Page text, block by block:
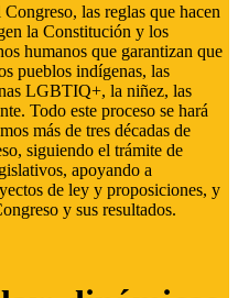
las reglas que hacen
la Constitución y los
humanos que garantizan que
pueblos indígenas, las
LGBTIQ+, la niñez, las
Todo este proceso se hará
más de tres décadas de
siguiendo el trámite de
apoyando a
de ley y proposiciones, y
y sus resultados.